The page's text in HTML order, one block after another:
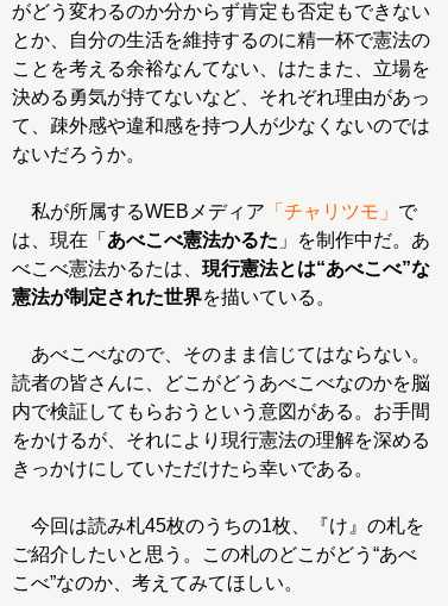
がどう変わるのか分からず肯定も否定もできない
とか、自分の生活を維持するのに精一杯で憲法の
ことを考える余裕なんてない、はたまた、立場を
決める勇気が持てないなど、それぞれ理由があっ
て、疎外感や違和感を持つ人が少なくないのでは
ないだろうか。
私が所属するWEBメディア 「チャリツモ」 で
は、現在「 あべこべ憲法かるた 」を制作中だ。あ
べこべ憲法かるたは、 現行憲法とは“あべこべ”な
憲法が制定された世界を描いている。
あべこべなので、そのまま信じてはならない。
読者の皆さんに、どこがどうあべこべなのかを脳
内で検証してもらおうという意図がある。お手間
をかけるが、それにより現行憲法の理解を深める
きっかけにしていただけたら幸いである。
今回は読み札45枚のうちの1枚、『け』の札を
ご紹介したいと思う。この札のどこがどう“あべ
こべ”なのか、考えてみてほしい。